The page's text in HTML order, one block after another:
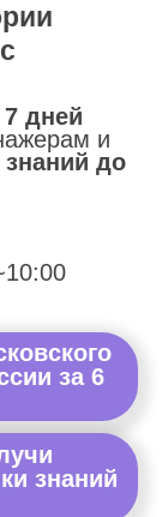
7 дней
и
знаний до
за 6
знаний